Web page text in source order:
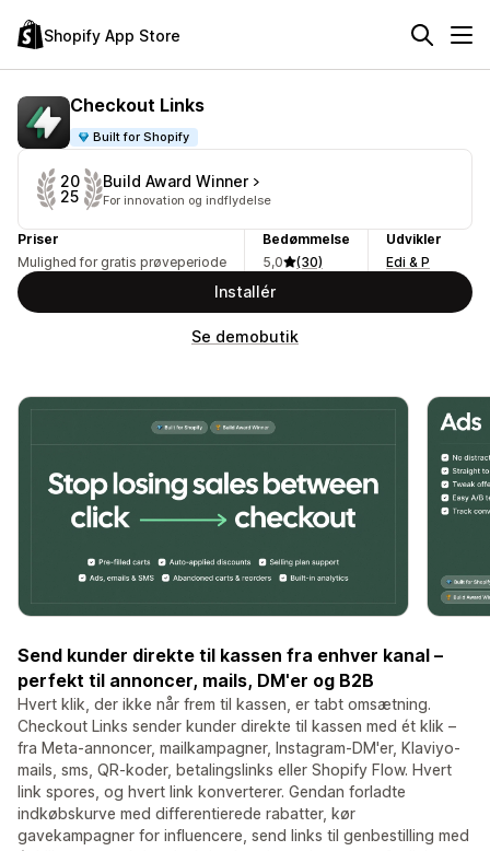
Shopify App Store
Checkout Links
Built for Shopify
20
25
Build Award Winner
For innovation og indflydelse
Priser
Mulighed for gratis prøveperiode
Bedømmelse
5,0
(30)
Udvikler
Edi & P
Installér
Se demobutik
Send kunder direkte til kassen fra enhver kanal –
perfekt til annoncer, mails, DM'er og B2B
Hvert klik, der ikke når frem til kassen, er tabt omsætning.
Checkout Links sender kunder direkte til kassen med ét klik –
fra Meta-annoncer, mailkampagner, Instagram-DM'er, Klaviyo-
mails, sms, QR-koder, betalingslinks eller Shopify Flow. Hvert
link spores, og hvert link konverterer. Gendan forladte
indkøbskurve med differentierede rabatter, kør
gavekampagner for influencere, send links til genbestilling med